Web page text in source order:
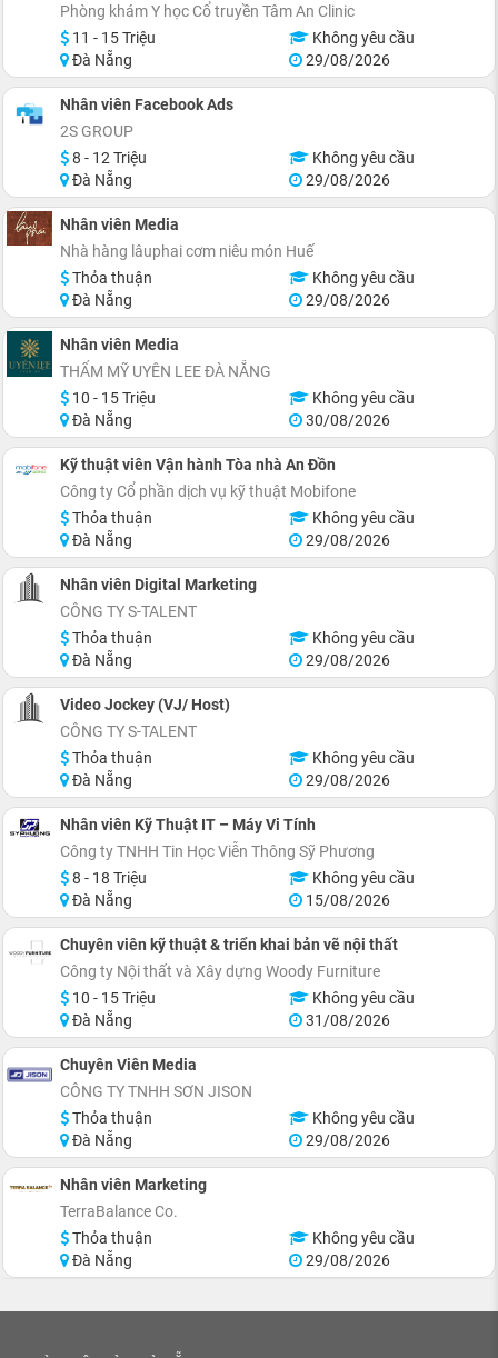
Phòng khám Y học Cổ truyền Tâm An Clinic
11 - 15 Triệu
Không yêu cầu
Đà Nẵng
29/08/2026
Nhân viên Facebook Ads
2S GROUP
8 - 12 Triệu
Không yêu cầu
Đà Nẵng
29/08/2026
Nhân viên Media
Nhà hàng lâuphai cơm niêu món Huế
Thỏa thuận
Không yêu cầu
Đà Nẵng
29/08/2026
Nhân viên Media
THẨM MỸ UYÊN LEE ĐÀ NẴNG
10 - 15 Triệu
Không yêu cầu
Đà Nẵng
30/08/2026
Kỹ thuật viên Vận hành Tòa nhà An Đồn
Công ty Cổ phần dịch vụ kỹ thuật Mobifone
Thỏa thuận
Không yêu cầu
Đà Nẵng
29/08/2026
Nhân viên Digital Marketing
CÔNG TY S-TALENT
Thỏa thuận
Không yêu cầu
Đà Nẵng
29/08/2026
Video Jockey (VJ/ Host)
CÔNG TY S-TALENT
Thỏa thuận
Không yêu cầu
Đà Nẵng
29/08/2026
Nhân viên Kỹ Thuật IT – Máy Vi Tính
Công ty TNHH Tin Học Viễn Thông Sỹ Phương
8 - 18 Triệu
Không yêu cầu
Đà Nẵng
15/08/2026
Chuyên viên kỹ thuật & triển khai bản vẽ nội thất
Công ty Nội thất và Xây dựng Woody Furniture
10 - 15 Triệu
Không yêu cầu
Đà Nẵng
31/08/2026
Chuyên Viên Media
CÔNG TY TNHH SƠN JISON
Thỏa thuận
Không yêu cầu
Đà Nẵng
29/08/2026
Nhân viên Marketing
TerraBalance Co.
Thỏa thuận
Không yêu cầu
Đà Nẵng
29/08/2026